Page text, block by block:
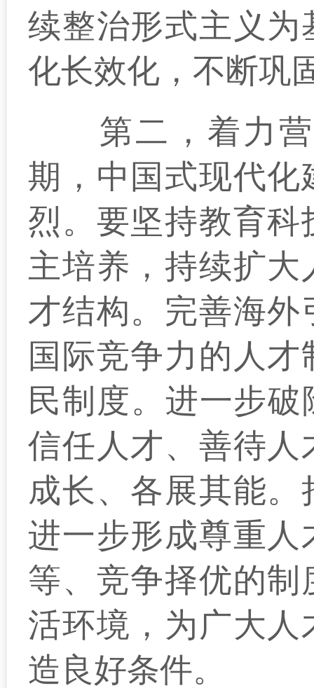
续整治形式主义
化长效化，不断巩
第二，着力营
期，中国式现代
烈。要坚持教育
主培养，持续扩
才结构。完善海
国际竞争力的人
民制度。进一步
信任人才、善待
成长、各展其能
进一步形成尊重
等、竞争择优的
活环境，为广大
造良好条件。